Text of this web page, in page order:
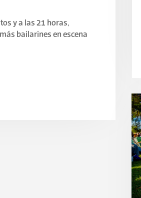
y a las 21 horas,
bailarines en escena